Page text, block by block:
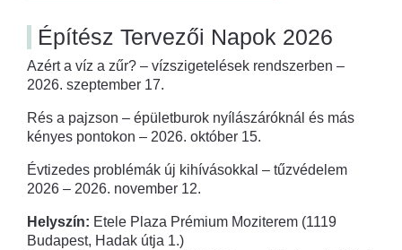
Építész Tervezői Napok 2026
Azért a víz a zűr? – vízszigetelések rendszerben –
2026. szeptember 17.
Rés a pajzson – épületburok nyílászáróknál és más
kényes pontokon – 2026. október 15.
Évtizedes problémák új kihívásokkal – tűzvédelem
2026 – 2026. november 12.
Helyszín: Etele Plaza Prémium Moziterem (1119
Budapest, Hadak útja 1.)